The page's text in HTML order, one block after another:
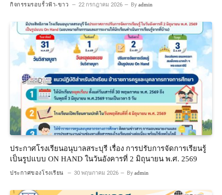
กิจกรรมรอบรั้วฟ้า-ขาว 22 กรกฎาคม 2026 By admin
ประกาศโรงเรียนอนุบาลสระบุรี เรื่อง การปรับการจัดการเรียนรู้
เป็นรูปแบบ ON HAND ในวันอังคารที่ 2 มิถุนายน พ.ศ. 2569
ประกาศของโรงเรียน 30 พฤษภาคม 2026 By admin